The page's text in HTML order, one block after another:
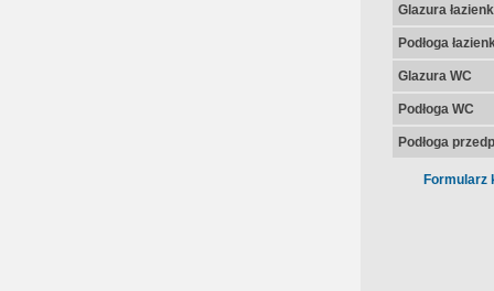
Glazura
Podłoga
Glazura WC
Podłoga WC
Podłoga
Formularz